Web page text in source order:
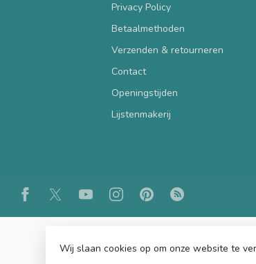
Privacy Policy
Betaalmethoden
Verzenden & retourneren
Contact
Openingstijden
Lijstenmakerij
© Copyright 2026 KKEC
Wij slaan cookies op om onze website te